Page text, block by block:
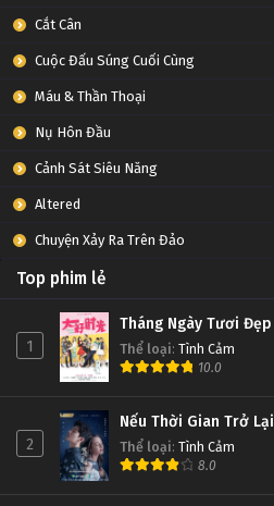
Cắt Cân
Cuộc Đấu Súng Cuối Cùng
Máu & Thần Thoại
Nụ Hôn Đầu
Cảnh Sát Siêu Năng
Altered
Chuyện Xảy Ra Trên Đảo
Top phim lẻ
1
Tháng Ngày Tươi Đẹp
Thể loại: Tình Cảm
10.0
2
Nếu Thời Gian Trở Lại
Thể loại: Tình Cảm
8.0